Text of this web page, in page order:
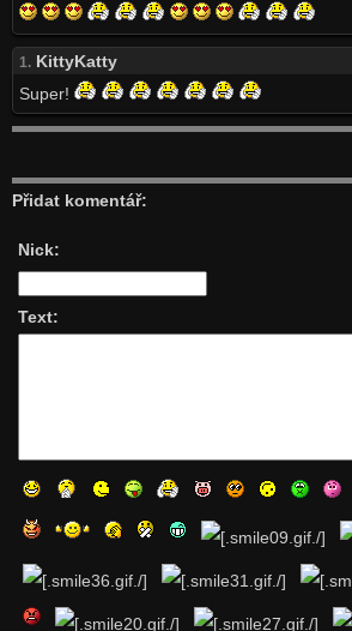
1.KittyKatty
Super!
Přidat komentář:
Nick:
Text: